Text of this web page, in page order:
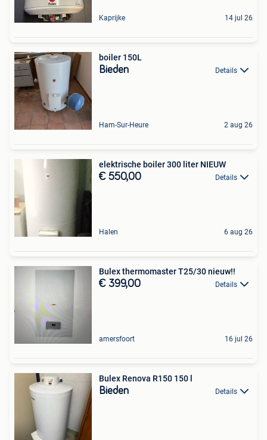
Kaprijke 14 jul 26
boiler 150L
Bieden Details
Ham-Sur-Heure 2 aug 26
elektrische boiler 300 liter NIEUW
€ 550,00 Details
Halen 6 aug 26
Bulex thermomaster T25/30 nieuw!!
€ 399,00 Details
amersfoort 16 jul 26
Bulex Renova R150 150 l
Bieden Details